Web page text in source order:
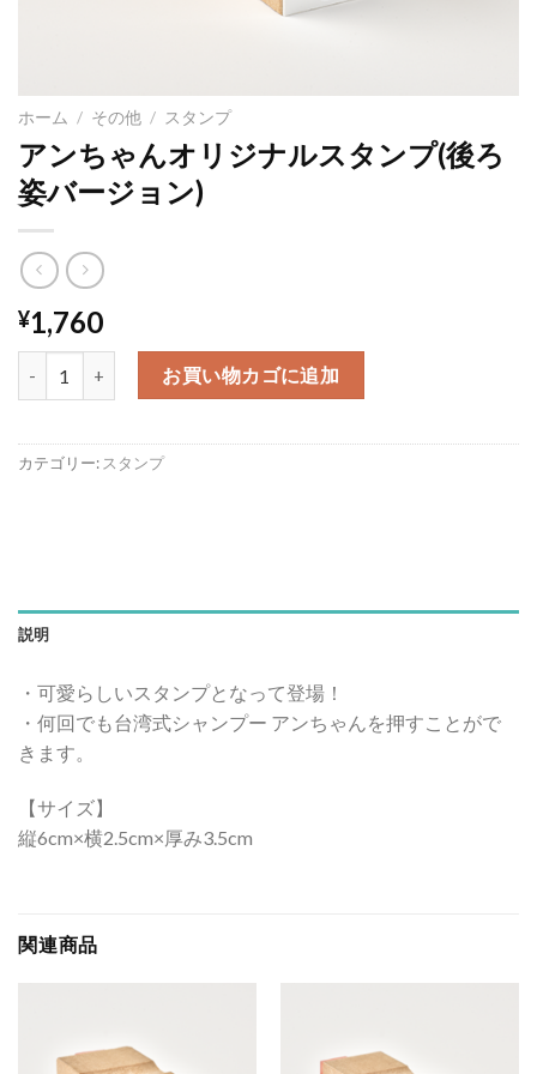
ホーム / その他 / スタンプ
アンちゃんオリジナルスタンプ(後ろ
姿バージョン)
¥1,760
アンちゃんオリジナルスタンプ(後ろ姿バージョン)個
お買い物カゴに追加
カテゴリー:スタンプ
説明
・可愛らしいスタンプとなって登場！
・何回でも台湾式シャンプー アンちゃんを押すことがで
きます。
【サイズ】
縦6cm×横2.5cm×厚み3.5cm
関連商品